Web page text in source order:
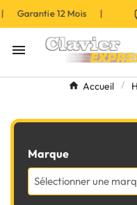
| Garantie 12 Mois |

Accueil
Marque
Sélectionner une